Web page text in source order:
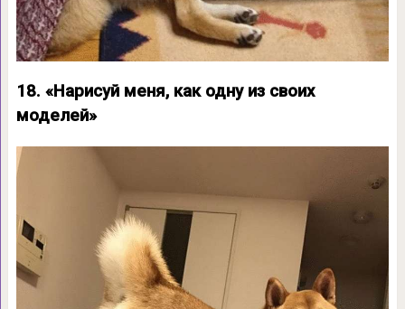
18. «Нарисуй меня, как одну из своих
моделей»